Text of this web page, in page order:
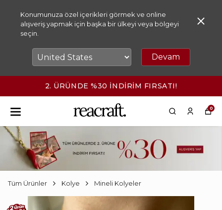
Konumunuza özel içerikleri görmek ve online
alışveriş yapmak için başka bir ülkeyi veya bölgeyi
seçin.
Devam
ÜRÜNDE %30 İNDİRİM FIRSATI!
0
Tüm Ürünler Kolye Mineli Kolyeler